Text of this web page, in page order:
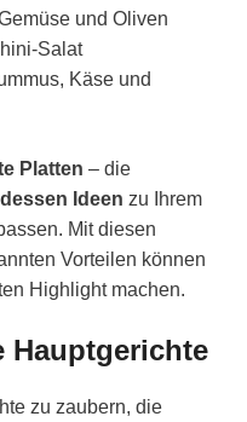
und Oliven
Salat
Käse und
Platten – die
Ideen zu Ihrem
Mit diesen
Vorteilen können
Highlight machen.
Hauptgerichte
zu zaubern, die